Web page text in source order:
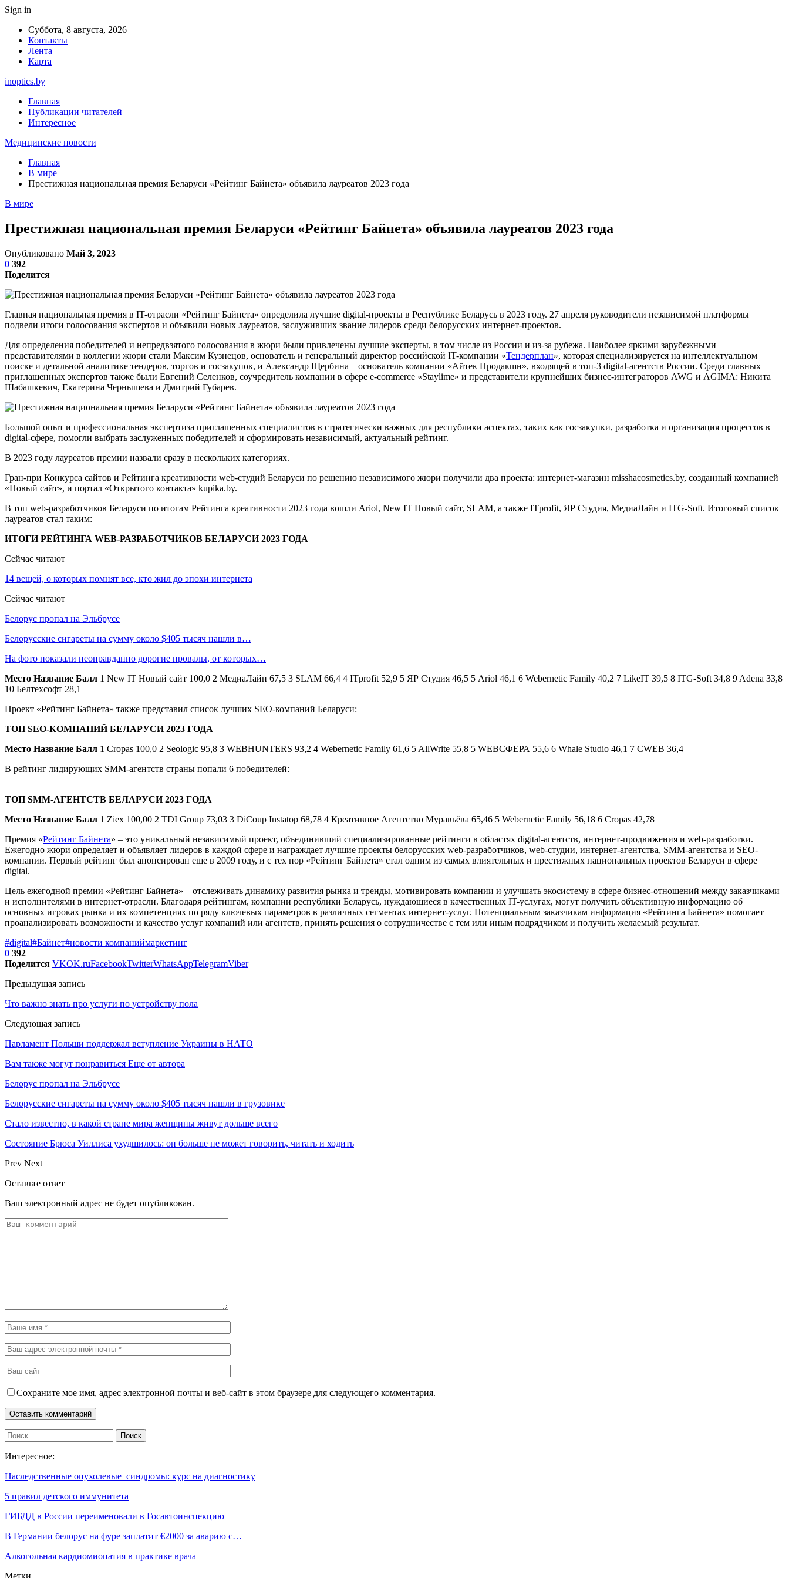
Sign in
Суббота, 8 августа, 2026
Контакты
Лента
Карта
inoptics.by
Главная
Публикации читателей
Интересное
Медицинские новости
Главная
В мире
Престижная национальная премия Беларуси «Рейтинг Байнета» объявила лауреатов 2023 года
В мире
Престижная национальная премия Беларуси «Рейтинг Байнета» объявила лауреатов 2023 года
Опубликовано Май 3, 2023
0 392
Поделится
Главная национальная премия в IT-отрасли «Рейтинг Байнета» определила лучшие digital-проекты в Республике Беларусь в 2023 году. 27 апреля руководители независимой платформы
подвели итоги голосования экспертов и объявили новых лауреатов, заслуживших звание лидеров среди белорусских интернет-проектов.
Для определения победителей и непредвзятого голосования в жюри были привлечены лучшие эксперты, в том числе из России и из-за рубежа. Наиболее яркими зарубежными
представителями в коллегии жюри стали Максим Кузнецов, основатель и генеральный директор российской IT-компании «Тендерплан», которая специализируется на интеллектуальном
поиске и детальной аналитике тендеров, торгов и госзакупок, и Александр Щербина – основатель компании «Айтек Продакшн», входящей в топ-3 digital-агентств России. Среди главных
приглашенных экспертов также были Евгений Селенков, соучредитель компании в сфере e-commerce «Staylime» и представители крупнейших бизнес-интеграторов AWG и AGIMA: Никита
Шабашкевич, Екатерина Чернышева и Дмитрий Губарев.
Большой опыт и профессиональная экспертиза приглашенных специалистов в стратегически важных для республики аспектах, таких как госзакупки, разработка и организация процессов в
digital-сфере, помогли выбрать заслуженных победителей и сформировать независимый, актуальный рейтинг.
В 2023 году лауреатов премии назвали сразу в нескольких категориях.
Гран-при Конкурса сайтов и Рейтинга креативности web-студий Беларуси по решению независимого жюри получили два проекта: интернет-магазин misshacosmetics.by, созданный компанией
«Новый сайт», и портал «Открытого контакта» kupika.by.
В топ web-разработчиков Беларуси по итогам Рейтинга креативности 2023 года вошли Ariol, New IT Новый сайт, SLAM, а также ITprofit, ЯР Студия, МедиаЛайн и ITG-Soft. Итоговый список
лауреатов стал таким:
ИТОГИ РЕЙТИНГА WEB-РАЗРАБОТЧИКОВ БЕЛАРУСИ 2023 ГОДА
Сейчас читают
14 вещей, о которых помнят все, кто жил до эпохи интернета
Сейчас читают
Белорус пропал на Эльбрусе
Белорусские сигареты на сумму около $405 тысяч нашли в…
На фото показали неоправданно дорогие провалы, от которых…
Место Название Балл 1 New IT Новый сайт 100,0 2 МедиаЛайн 67,5 3 SLAM 66,4 4 ITprofit 52,9 5 ЯР Студия 46,5 5 Ariol 46,1 6 Webernetic Family 40,2 7 LikeIT 39,5 8 ITG-Soft 34,8 9 Adena 33,8
10 Белтехсофт 28,1
Проект «Рейтинг Байнета» также представил список лучших SEO-компаний Беларуси:
ТОП SEO-КОМПАНИЙ БЕЛАРУСИ 2023 ГОДА
Место Название Балл 1 Cropas 100,0 2 Seologic 95,8 3 WEBHUNTERS 93,2 4 Webernetic Family 61,6 5 AllWrite 55,8 5 WEBСФЕРА 55,6 6 Whale Studio 46,1 7 CWEB 36,4
В рейтинг лидирующих SMM-агентств страны попали 6 победителей:
ТОП SMM-АГЕНТСТВ БЕЛАРУСИ 2023 ГОДА
Место Название Балл 1 Ziex 100,00 2 TDI Group 73,03 3 DiCoup Instatop 68,78 4 Креативное Агентство Муравьёва 65,46 5 Webernetic Family 56,18 6 Cropas 42,78
Премия «Рейтинг Байнета» – это уникальный независимый проект, объединивший специализированные рейтинги в областях digital-агентств, интернет-продвижения и web-разработки.
Ежегодно жюри определяет и объявляет лидеров в каждой сфере и награждает лучшие проекты белорусских web-разработчиков, web-студии, интернет-агентства, SMM-агентства и SEO-
компании. Первый рейтинг был анонсирован еще в 2009 году, и с тех пор «Рейтинг Байнета» стал одним из самых влиятельных и престижных национальных проектов Беларуси в сфере
digital.
Цель ежегодной премии «Рейтинг Байнета» – отслеживать динамику развития рынка и тренды, мотивировать компании и улучшать экосистему в сфере бизнес-отношений между заказчиками
и исполнителями в интернет-отрасли. Благодаря рейтингам, компании республики Беларусь, нуждающиеся в качественных IT-услугах, могут получить объективную информацию об
основных игроках рынка и их компетенциях по ряду ключевых параметров в различных сегментах интернет-услуг. Потенциальным заказчикам информация «Рейтинга Байнета» помогает
проанализировать возможности и качество услуг компаний или агентств, принять решения о сотрудничестве с тем или иным подрядчиком и получить желаемый результат.
#digital#Байнет#новости компаниймаркетинг
0 392
Поделится VKOK.ruFacebookTwitterWhatsAppTelegramViber
Предыдущая запись
Что важно знать про услуги по устройству пола
Следующая запись
Парламент Польши поддержал вступление Украины в НАТО
Вам также могут понравиться Еще от автора
Белорус пропал на Эльбрусе
Белорусские сигареты на сумму около $405 тысяч нашли в грузовике
Стало известно, в какой стране мира женщины живут дольше всего
Состояние Брюса Уиллиса ухудшилось: он больше не может говорить, читать и ходить
Prev Next
Оставьте ответ
Ваш электронный адрес не будет опубликован.
Сохраните мое имя, адрес электронной почты и веб-сайт в этом браузере для следующего комментария.
Интересное:
Наследственные опухолевые синдромы: курс на диагностику
5 правил детского иммунитета
ГИБДД в России переименовали в Госавтоинспекцию
В Германии белорус на фуре заплатит €2000 за аварию с…
Алкогольная кардиомиопатия в практике врача
Метки